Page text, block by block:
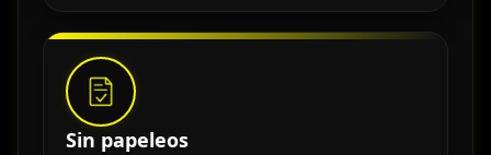
Sin papeleos